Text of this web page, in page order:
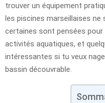
trouver un équipement
les piscines marseillaises
certaines sont pensées pour
activités aquatiques, et
intéressantes si tu veux
bassin découvrable.